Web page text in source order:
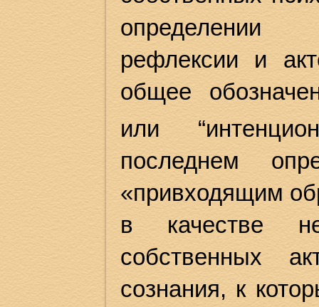
определении
рефлексии и
общее
или
последнем
«привходящим
в качестве
собственных
сознания, к